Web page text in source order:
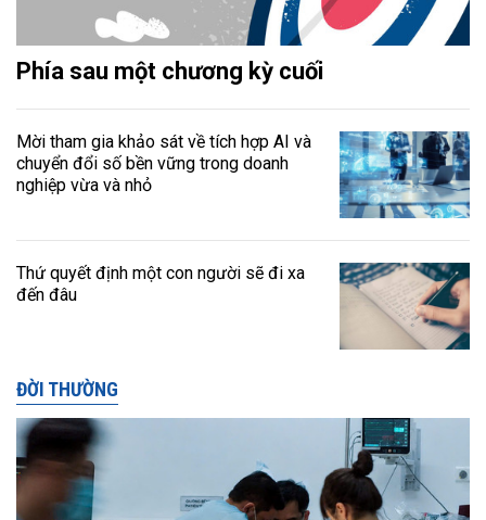
Phía sau một chương kỳ cuối
Mời tham gia khảo sát về tích hợp AI và
chuyển đổi số bền vững trong doanh
nghiệp vừa và nhỏ
Thứ quyết định một con người sẽ đi xa
đến đâu
ĐỜI THƯỜNG